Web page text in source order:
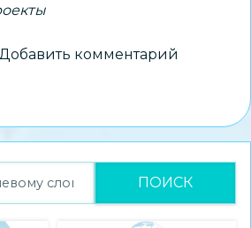
Добавить комментарий